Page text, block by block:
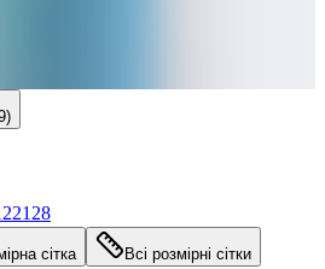
128
сітка Всі розмірні сітки